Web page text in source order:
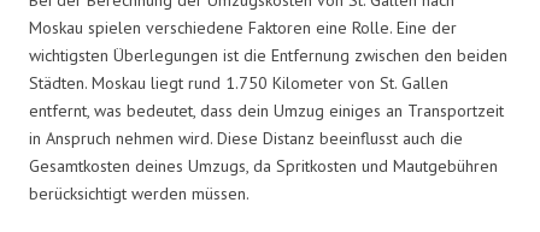
Moskau spielen verschiedene Faktoren eine Rolle. Eine der
wichtigsten Überlegungen ist die Entfernung zwischen den beiden
Städten. Moskau liegt rund 1.750 Kilometer von St. Gallen
entfernt, was bedeutet, dass dein Umzug einiges an Transportzeit
in Anspruch nehmen wird. Diese Distanz beeinflusst auch die
Gesamtkosten deines Umzugs, da Spritkosten und Mautgebühren
berücksichtigt werden müssen.